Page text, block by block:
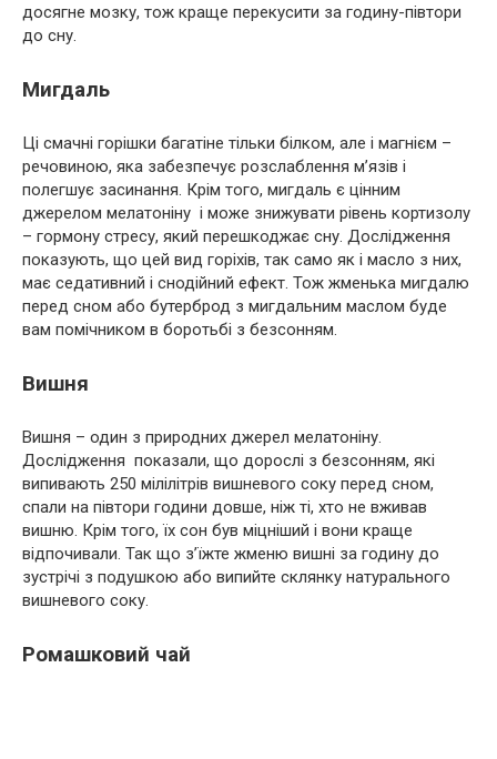
досягне мозку, тож краще перекусити за годину-півтори
до сну.
Мигдаль
Ці смачні горішки багатіне тільки білком, але і магнієм –
речовиною, яка забезпечує розслаблення м’язів і
полегшує засинання. Крім того, мигдаль є цінним
джерелом мелатоніну і може знижувати рівень кортизолу
– гормону стресу, який перешкоджає сну. Дослідження
показують, що цей вид горіхів, так само як і масло з них,
має седативний і снодійний ефект. Тож жменька мигдалю
перед сном або бутерброд з мигдальним маслом буде
вам помічником в боротьбі з безсонням.
Вишня
Вишня – один з природних джерел мелатоніну.
Дослідження показали, що дорослі з безсонням, які
випивають 250 мілілітрів вишневого соку перед сном,
спали на півтори години довше, ніж ті, хто не вживав
вишню. Крім того, їх сон був міцніший і вони краще
відпочивали. Так що з’їжте жменю вишні за годину до
зустрічі з подушкою або випийте склянку натурального
вишневого соку.
Ромашковий чай